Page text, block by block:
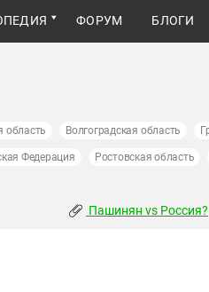
ФОРУМ БЛОГИ
область Волгоградская область
Федерация Ростовская область
Пашинян vs Россия?